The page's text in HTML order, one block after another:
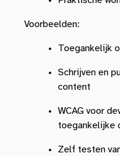
Voorbeelden:
Toegankelijk
Schrijven en
content
WCAG voor
toegankelijke
Zelf testen